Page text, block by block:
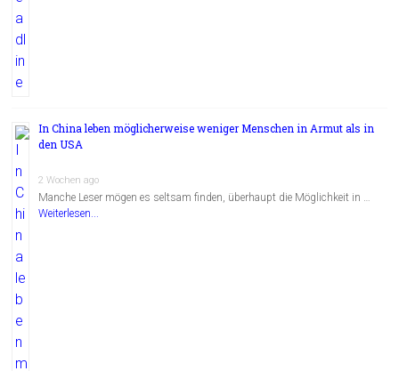
In China leben möglicherweise weniger Menschen in Armut als in
den USA
2 Wochen ago
Manche Leser mögen es seltsam finden, überhaupt die Möglichkeit in …
Weiterlesen...